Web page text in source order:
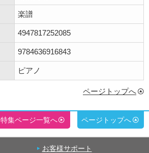
楽譜
4947817252085
9784636916843
ピアノ
ページトップへ
特集ページ一覧へ ページトップへ
お客様サポート